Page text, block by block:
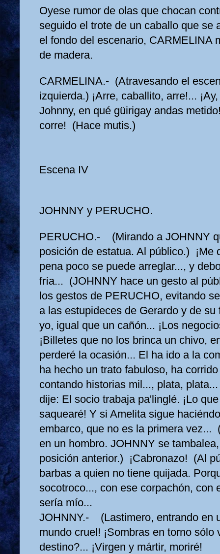
Oyese rumor de olas que chocan
seguido el trote de un caballo que se
el fondo del escenario, CARMELINA
de madera.
CARMELINA.- (Atravesando el
izquierda.) ¡Arre, caballito, arre!...
Johnny, en qué güirigay andas
corre! (Hace mutis.)
Escena IV
JOHNNY y PERUCHO.
PERUCHO.- (Mirando a JOHNNY
posición de estatua. Al público.) ¡Me
pena poco se puede arreglar..., y
fría... (JOHNNY hace un gesto al
los gestos de PERUCHO, evitando
a las estupideces de Gerardo y de
yo, igual que un cañón... ¡Los
¡Billetes que no los brinca un chivo,
perderé la ocasión... El ha ido a la
ha hecho un trato fabuloso, ha
contando historias mil..., plata,
dije: El socio trabaja pa'linglé. ¡Lo
saquearé! Y si Amelita sigue
embarco, que no es la primera vez...
en un hombro. JOHNNY se
posición anterior.) ¡Cabronazo! (Al
barbas a quien no tiene quijada.
socotroco..., con ese corpachón, con
sería mío...
JOHNNY.- (Lastimero, entrando en
mundo cruel! ¡Sombras en torno sólo
destino?... ¡Virgen y mártir, moriré!